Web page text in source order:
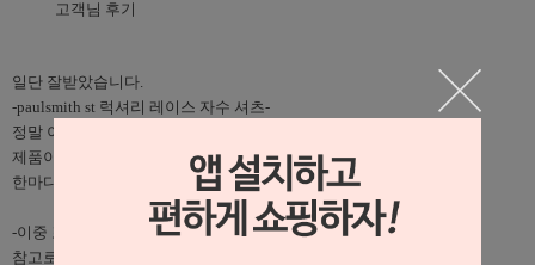
            고객님 후기
일단 잘받았습니다.
-paulsmith st 럭셔리 레이스 자수 셔츠-
정말 이미지보다 직접 봐야 좋다는 걸 알수 있는
제품이네요.
한마디로 퀄리티 죽입니다.
-이중 포켓 마 팬츠 블루-
참고로 이건 조금 가격 조정해줘서 샀는데..